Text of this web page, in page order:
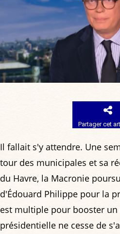
Partager cet
Il fallait s'y attendre. Une
tour des municipales et sa
du Havre, la Macronie
d'Édouard Philippe pour la
est multiple pour booster
présidentielle ne cesse de